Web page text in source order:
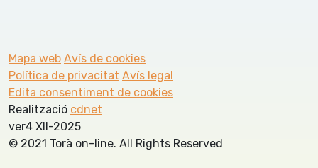
Mapa web Avís de cookies
Política de privacitat Avís legal
Edita consentiment de cookies
Realització cdnet
ver4 XII-2025
© 2021 Torà on-line. All Rights Reserved